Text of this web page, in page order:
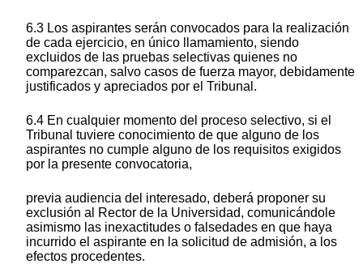
6.3 Los aspirantes serán convocados para la realización
de cada ejercicio, en único llamamiento, siendo
excluidos de las pruebas selectivas quienes no
comparezcan, salvo casos de fuerza mayor, debidamente
justificados y apreciados por el Tribunal.
6.4 En cualquier momento del proceso selectivo, si el
Tribunal tuviere conocimiento de que alguno de los
aspirantes no cumple alguno de los requisitos exigidos
por la presente convocatoria,
previa audiencia del interesado, deberá proponer su
exclusión al Rector de la Universidad, comunicándole
asimismo las inexactitudes o falsedades en que haya
incurrido el aspirante en la solicitud de admisión, a los
efectos procedentes.